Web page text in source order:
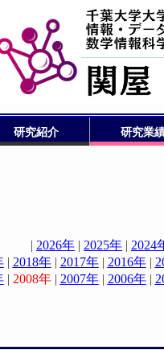
研究紹介 研究業
| 2026年 | 2025年 | 2024
| 2018年| 2017年| 2016年|
| 2008年| 2007年| 2006年|